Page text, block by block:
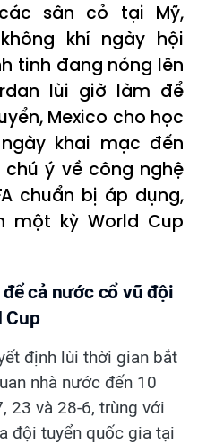
sân cỏ tại Mỹ,
khí ngày hội
tinh đang nóng lên
lùi giờ làm để
Mexico cho học
khai mạc đến
ý về công nghệ
chuẩn bị áp dụng,
kỳ World Cup
cả nước cổ vũ đội
Cup
định lùi thời gian bắt
nhà nước đến 10
23 và 28-6, trùng với
đội tuyển quốc gia tại